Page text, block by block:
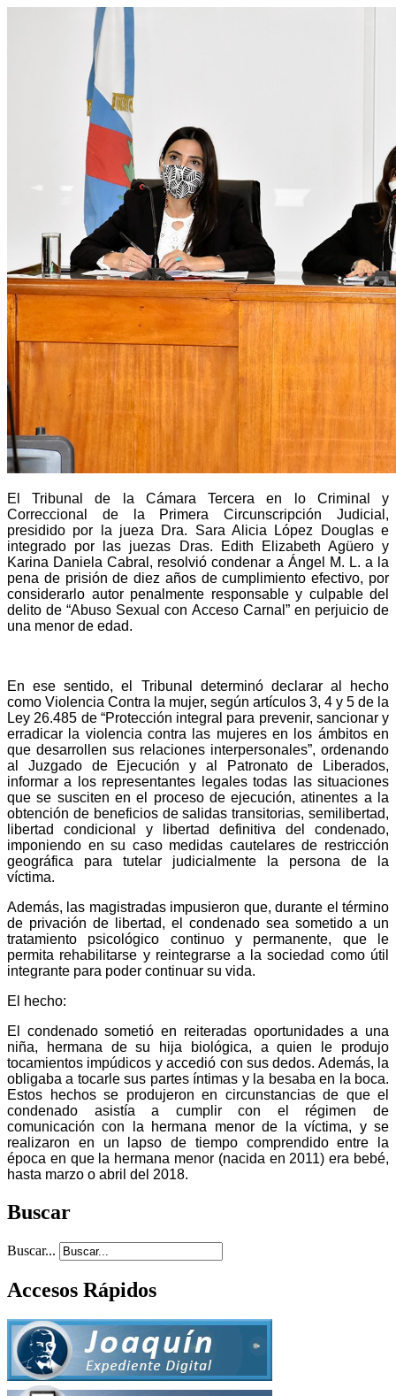
El Tribunal de la Cámara Tercera en lo Criminal y
Correccional de la Primera Circunscripción Judicial,
presidido por la jueza Dra. Sara Alicia López Douglas e
integrado por las juezas Dras. Edith Elizabeth Agüero y
Karina Daniela Cabral, resolvió condenar a Ángel M. L. a la
pena de prisión de diez años de cumplimiento efectivo, por
considerarlo autor penalmente responsable y culpable del
delito de “Abuso Sexual con Acceso Carnal” en perjuicio de
una menor de edad.
En ese sentido, el Tribunal determinó declarar al hecho
como Violencia Contra la mujer, según artículos 3, 4 y 5 de la
Ley 26.485 de “Protección integral para prevenir, sancionar y
erradicar la violencia contra las mujeres en los ámbitos en
que desarrollen sus relaciones interpersonales”, ordenando
al Juzgado de Ejecución y al Patronato de Liberados,
informar a los representantes legales todas las situaciones
que se susciten en el proceso de ejecución, atinentes a la
obtención de beneficios de salidas transitorias, semilibertad,
libertad condicional y libertad definitiva del condenado,
imponiendo en su caso medidas cautelares de restricción
geográfica para tutelar judicialmente la persona de la
víctima.
Además, las magistradas impusieron que, durante el término
de privación de libertad, el condenado sea sometido a un
tratamiento psicológico continuo y permanente, que le
permita rehabilitarse y reintegrarse a la sociedad como útil
integrante para poder continuar su vida.
El hecho:
El condenado sometió en reiteradas oportunidades a una
niña, hermana de su hija biológica, a quien le produjo
tocamientos impúdicos y accedió con sus dedos. Además, la
obligaba a tocarle sus partes íntimas y la besaba en la boca.
Estos hechos se produjeron en circunstancias de que el
condenado asistía a cumplir con el régimen de
comunicación con la hermana menor de la víctima, y se
realizaron en un lapso de tiempo comprendido entre la
época en que la hermana menor (nacida en 2011) era bebé,
hasta marzo o abril del 2018.
Buscar
Buscar...
Accesos Rápidos